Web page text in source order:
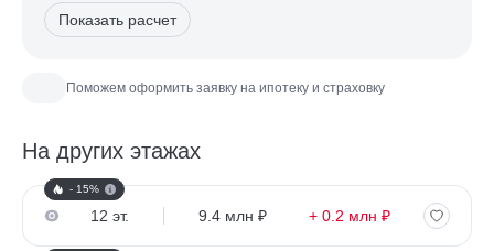
Показать расчет
Поможем оформить заявку на ипотеку и страховку
На других этажах
- 15%
12 эт. 9.4 млн ₽ + 0.2 млн ₽